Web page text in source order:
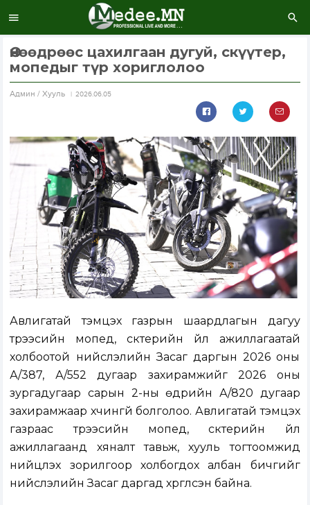
Өнөөдрөөс цахилгаан дугуй, скүүтер,
мопедыг түр хориглолоо
Aдмин / Хууль 2026.06.05
Авлигатай тэмцэх газрын шаардлагын дагуу
түрээсийн мопед, скүүтерийн үйл ажиллагаатай
холбоотой нийслэлийн Засаг даргын 2026 оны
А/387, А/552 дугаар захирамжийг 2026 оны
зургадугаар сарын 2-ны өдрийн А/820 дугаар
захирамжаар хүчингүй болголоо. Авлигатай тэмцэх
газраас түрээсийн мопед, скүүтерийн үйл
ажиллагаанд хяналт тавьж, хууль тогтоомжид
нийцүүлэх зорилгоор холбогдох албан бичгийг
нийслэлийн Засаг даргад хүргүүлсэн байна.